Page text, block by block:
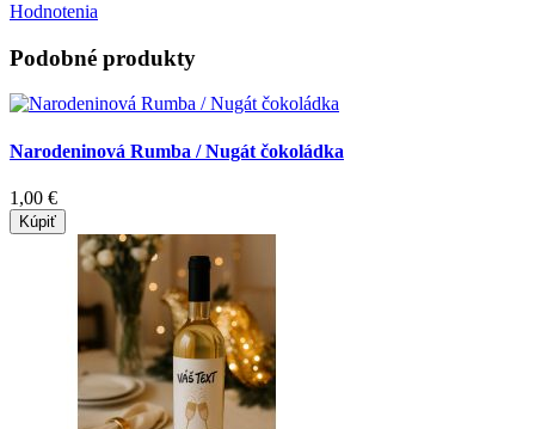
Hodnotenia
Podobné produkty
Narodeninová Rumba / Nugát čokoládka
1,00 €
Kúpiť